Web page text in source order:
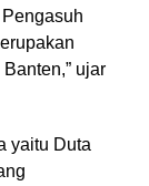
ujar
yaitu Duta